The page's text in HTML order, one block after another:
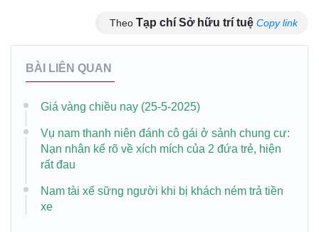
Theo Tạp chí Sở hữu trí tuệ Copy link
BÀI LIÊN QUAN
Giá vàng chiều nay (25-5-2025)
Vụ nam thanh niên đánh cô gái ở sảnh chung cư:
Nạn nhân kể rõ về xích mích của 2 đứa trẻ, hiện
rất đau
Nam tài xế sững người khi bị khách ném trả tiền
xe